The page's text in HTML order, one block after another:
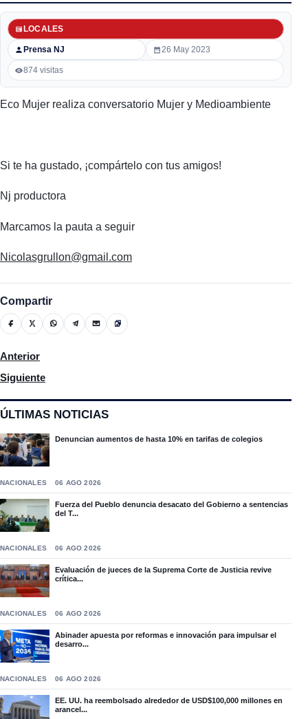
ÚLTIMAS NOTICIAS
Denuncian aumentos de hasta 10% en tarifas de colegios
NACIONALES 06 AGO 2026
Fuerza del Pueblo denuncia desacato del Gobierno a sentencias
del T...
NACIONALES 06 AGO 2026
Evaluación de jueces de la Suprema Corte de Justicia revive
crítica...
NACIONALES 06 AGO 2026
Abinader apuesta por reformas e innovación para impulsar el
desarro...
NACIONALES 06 AGO 2026
EE. UU. ha reembolsado alrededor de USD$100,000 millones en
arancel...
Prensa NJ
LOCALES
26 May 2023
874 visitas
Eco Mujer realiza conversatorio Mujer y Medioambiente
Si te ha gustado, ¡compártelo con tus amigos!
Nj productora
Marcamos la pauta a seguir
Nicolasgrullon@gmail.com
Compartir
Artículo anterior: Raúl di Blasio, pianista comparte en actividad
Anterior
Artículo siguiente: Guanchi Comprés dicen da vergüenza el
Siguiente